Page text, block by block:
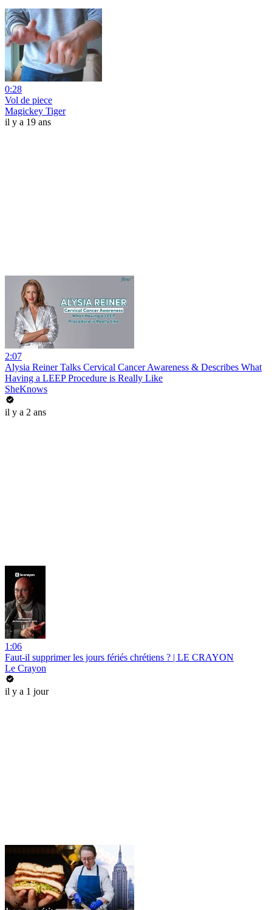
0:28
Vol de piece
Magickey Tiger
il y a 19 ans
2:07
Alysia Reiner Talks Cervical Cancer Awareness & Describes What
Having a LEEP Procedure is Really Like
SheKnows
il y a 2 ans
1:06
Faut-il supprimer les jours fériés chrétiens ? | LE CRAYON
Le Crayon
il y a 1 jour